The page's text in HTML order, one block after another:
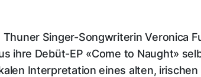
Singer-Songwriterin Veronica
ihre Debüt-EP «Come to Naught»
Interpretation eines alten,